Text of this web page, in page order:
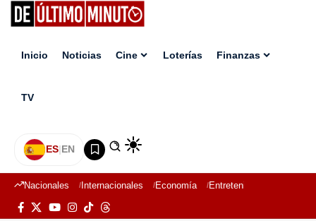
Inicio Noticias Cine Loterías Finanzas
TV
ES|EN
Nacionales Internacionales Economía Entretenimiento